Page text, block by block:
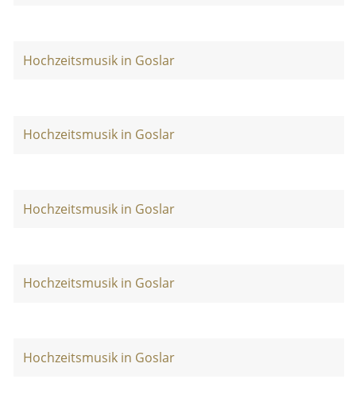
Hochzeitsmusik in Goslar
Hochzeitsmusik in Goslar
Hochzeitsmusik in Goslar
Hochzeitsmusik in Goslar
Hochzeitsmusik in Goslar